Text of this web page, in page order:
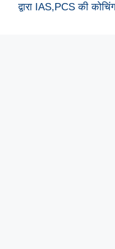
द्वारा IAS,PCS की